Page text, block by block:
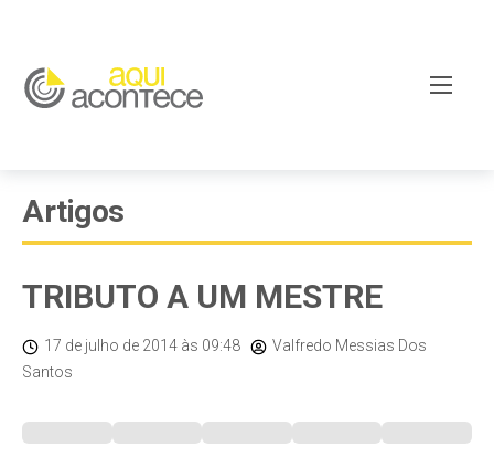
Artigos
TRIBUTO A UM MESTRE
17 de julho de 2014 às 09:48
Valfredo Messias Dos
Santos